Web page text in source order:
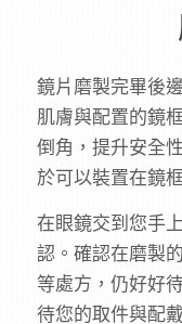
鏡片磨製完畢後
肌膚與配置的鏡
倒角，提升安全
於可以裝置在鏡
在眼鏡交到您手
認。確認在磨製
等處方，仍好好
待您的取件與配